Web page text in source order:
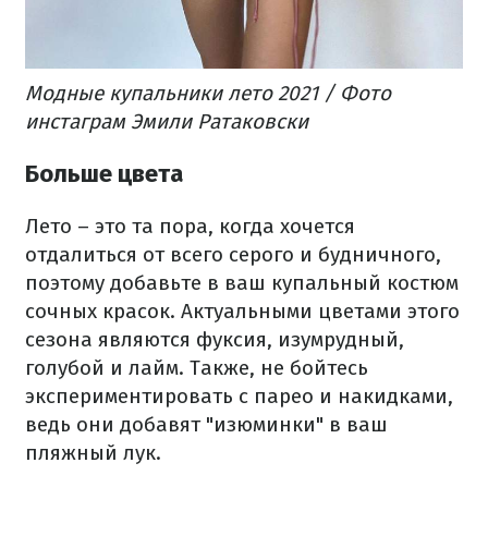
Модные купальники лето 2021 / Фото
инстаграм Эмили Ратаковски
Больше цвета
Лето – это та пора, когда хочется
отдалиться от всего серого и будничного,
поэтому добавьте в ваш купальный костюм
сочных красок. Актуальными цветами этого
сезона являются фуксия, изумрудный,
голубой и лайм. Также, не бойтесь
экспериментировать с парео и накидками,
ведь они добавят "изюминки" в ваш
пляжный лук.